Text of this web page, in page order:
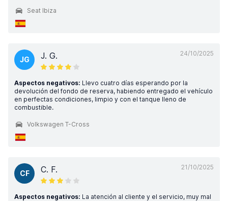
Seat Ibiza
24/10/2025
JG J. G.
Aspectos negativos: Llevo cuatro días esperando por la
devolución del fondo de reserva, habiendo entregado el vehículo
en perfectas condiciones, limpio y con el tanque lleno de
combustible.
Volkswagen T-Cross
21/10/2025
CF C. F.
Aspectos negativos: La atención al cliente y el servicio, muy mal